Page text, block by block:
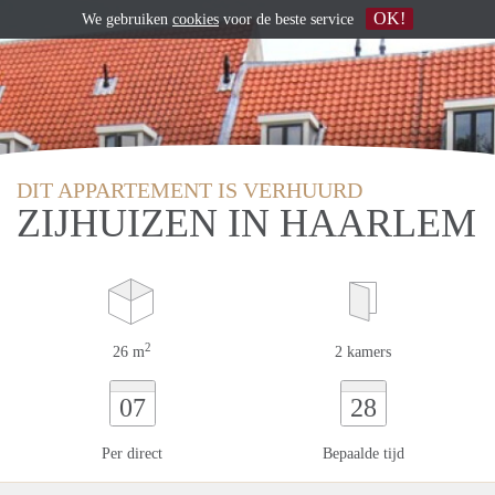
DIT APPARTEMENT IS VERHUURD
ZIJHUIZEN IN HAARLEM
26 m2 2 kamers
07
Per direct
28
Bepaalde tijd
We gebruiken cookies voor de beste service OK!